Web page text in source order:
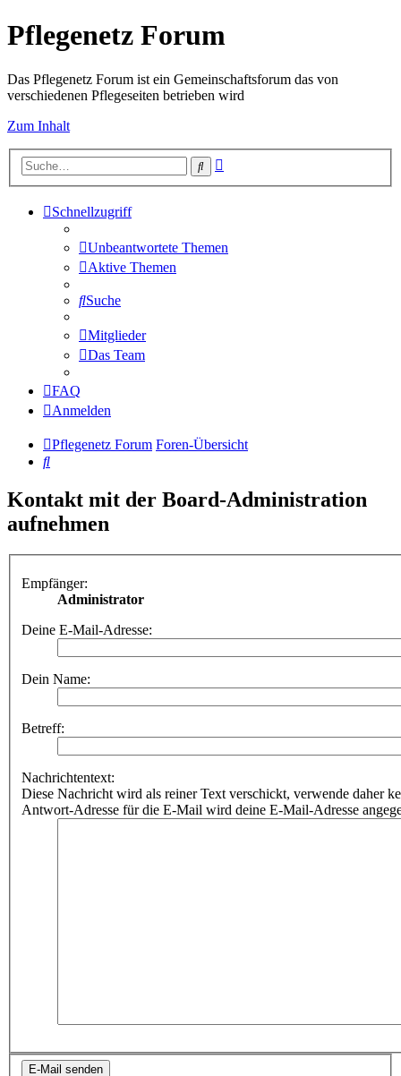
Pflegenetz Forum
Das Pflegenetz Forum ist ein Gemeinschaftsforum das von
verschiedenen Pflegeseiten betrieben wird
Zum Inhalt
Suche
Schnellzugriff
Unbeantwortete Themen
Aktive Themen
Suche
Mitglieder
Das Team
FAQ
Anmelden
Pflegenetz Forum Foren-Übersicht
Suche
Kontakt mit der Board-Administration
aufnehmen
Empfänger:
Administrator
Deine E-Mail-Adresse:
Dein Name:
Betreff:
Nachrichtentext:
Diese Nachricht wird als reiner Text verschickt, verwende daher
Antwort-Adresse für die E-Mail wird deine E-Mail-Adresse